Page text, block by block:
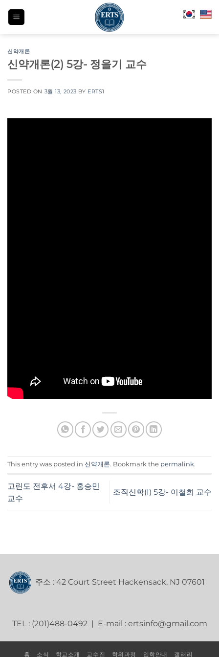
신약개론
신약개론(2) 5강- 정을기 교수
POSTED ON 3월 13, 2023 BY ERTS1
This entry was posted in 신약개론. Bookmark the permalink.
고린도 전후서 4강- 홍승민
교수
조직신학(I) 5강- 이철희 교수
주소 : 42 Court Street Hackensack, NJ 07601
TEL : (201)488-0492 | E-mail : ertsinfo@gmail.com
홈 소식 학교소개 교수진 학위과정 입학안내 갤러리